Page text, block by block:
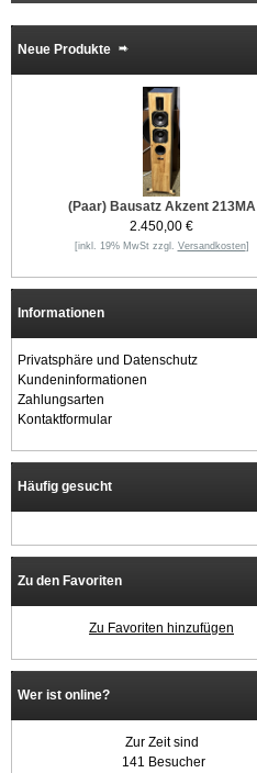
Neue Produkte
(Paar) Bausatz Akzent 213MA
2.450,00 €
[inkl. 19% MwSt zzgl. Versandkosten]
Informationen
Privatsphäre und Datenschutz
Kundeninformationen
Zahlungsarten
Kontaktformular
Häufig gesucht
Zu den Favoriten
Zu Favoriten hinzufügen
Wer ist online?
Zur Zeit sind
141 Besucher